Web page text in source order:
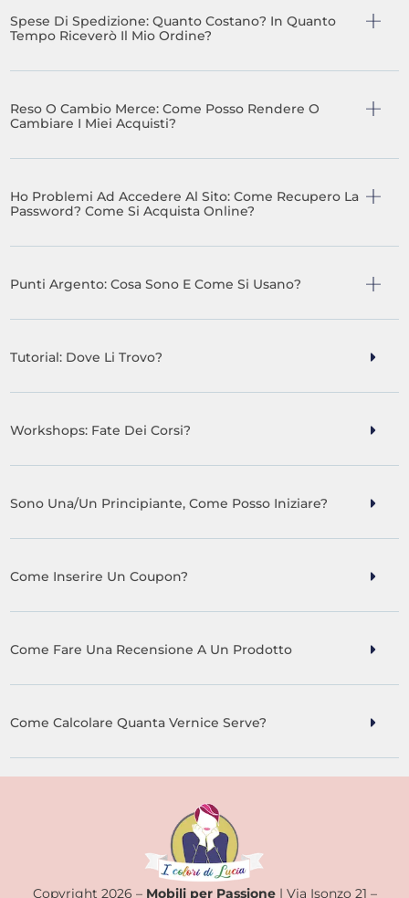
Spese Di Spedizione: Quanto Costano? In Quanto
Tempo Riceverò Il Mio Ordine?
Reso O Cambio Merce: Come Posso Rendere O
Cambiare I Miei Acquisti?
Ho Problemi Ad Accedere Al Sito: Come Recupero La
Password? Come Si Acquista Online?
Punti Argento: Cosa Sono E Come Si Usano?
Tutorial: Dove Li Trovo?
Workshops: Fate Dei Corsi?
Sono Una/un Principiante, Come Posso Iniziare?
Come Inserire Un Coupon?
Come Fare Una Recensione A Un Prodotto
Come Calcolare Quanta Vernice Serve?
Copyright 2026 – Mobili per Passione| Via Isonzo 21 –